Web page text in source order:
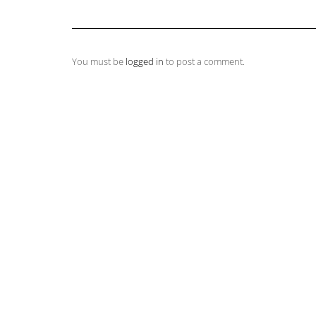
You must be logged in to post a comment.